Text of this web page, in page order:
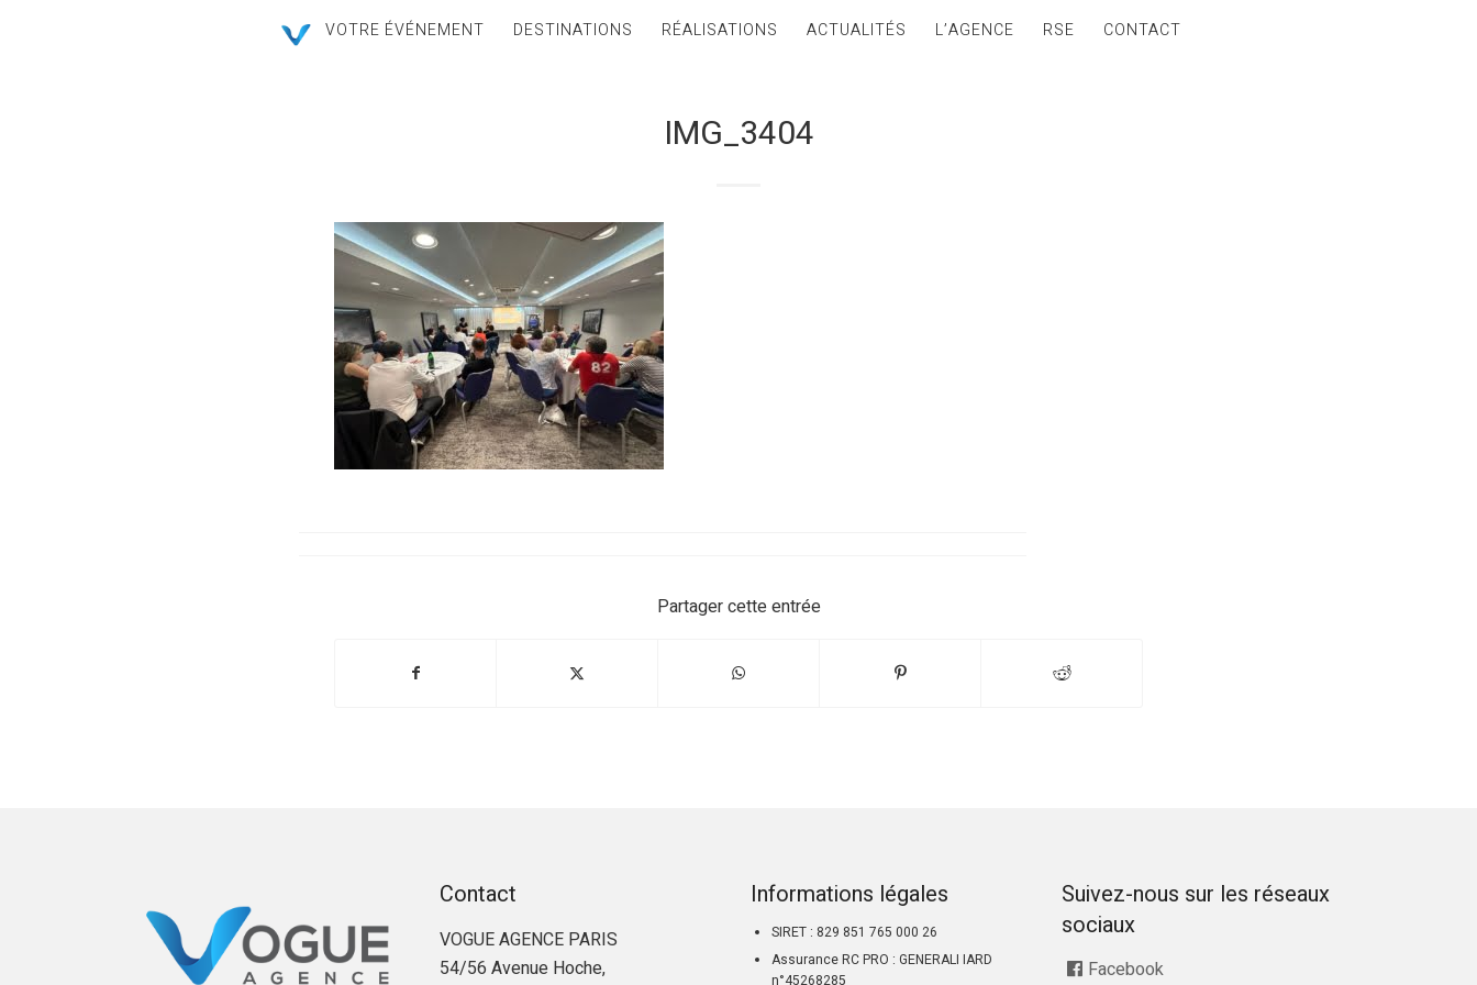
VOTRE ÉVÉNEMENT DESTINATIONS RÉALISATIONS ACTUALITÉS L’AGENCE RSE CONTACT
IMG_3404
Partager cette entrée
Contact
VOGUE AGENCE PARIS
54/56 Avenue Hoche,
Informations légales
SIRET : 829 851 765 000 26
Assurance RC PRO : GENERALI IARD
n°45268285
Suivez-nous sur les réseaux
sociaux
Facebook